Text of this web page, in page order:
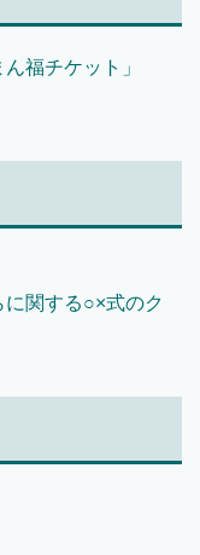
福チケット」
関する○×式のク